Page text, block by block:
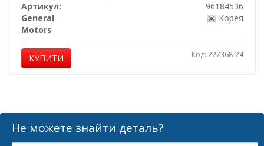
Артикул:
96184536
General
Motors
Корея
КУПИТИ Код: 227368-24
Не можете знайти деталь?